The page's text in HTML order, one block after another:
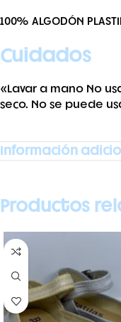
100% ALGODÓN
Cuidados
«Lavar a mano No
seco. No se puede
Información
Productos